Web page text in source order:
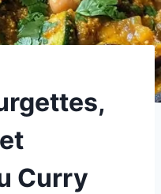
Curry